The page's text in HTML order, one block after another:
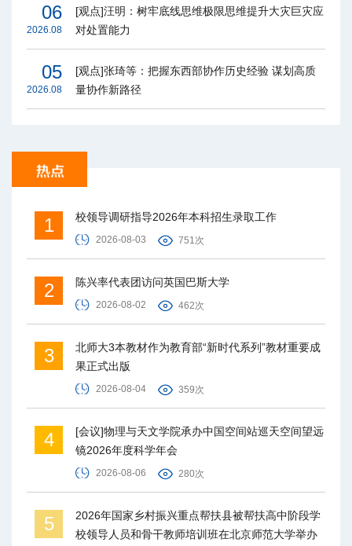
06
2026.08
[观点]汪明：树牢底线思维极限思维提升大灾巨灾应
对处置能力
05
2026.08
[观点]张琦等：把握东西部协作历史经验 谋划高质
量协作新路径
1 校领导调研指导2026年本科招生录取工作
2026-08-03 751次
2 陈兴率代表团访问英国巴斯大学
2026-08-02 462次
3
北师大3本教材作为教育部“新时代系列”教材重要成
果正式出版
2026-08-04 359次
4
[会议]物理与天文学院承办中国空间站巡天空间望远
镜2026年度科学年会
2026-08-06 280次
5
2026年国家乡村振兴重点帮扶县被帮扶高中阶段学
校领导人员和骨干教师培训班在北京师范大学举办